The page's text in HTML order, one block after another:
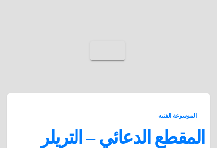
الموسوعة الفنيه
المقطع الدعائي – التريلر